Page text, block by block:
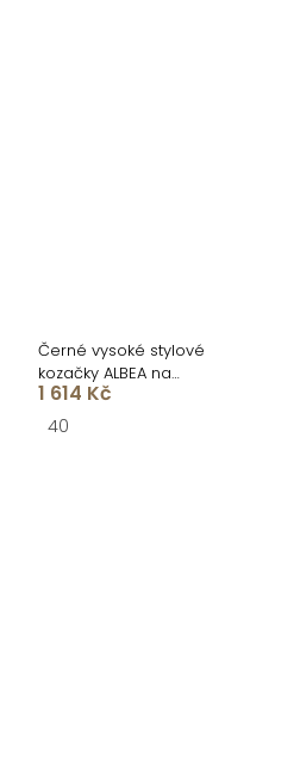
Černé vysoké stylové
kozačky ALBEA na
platformě
1 614 Kč
40